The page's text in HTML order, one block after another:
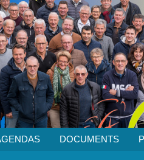
DOCUMENTS